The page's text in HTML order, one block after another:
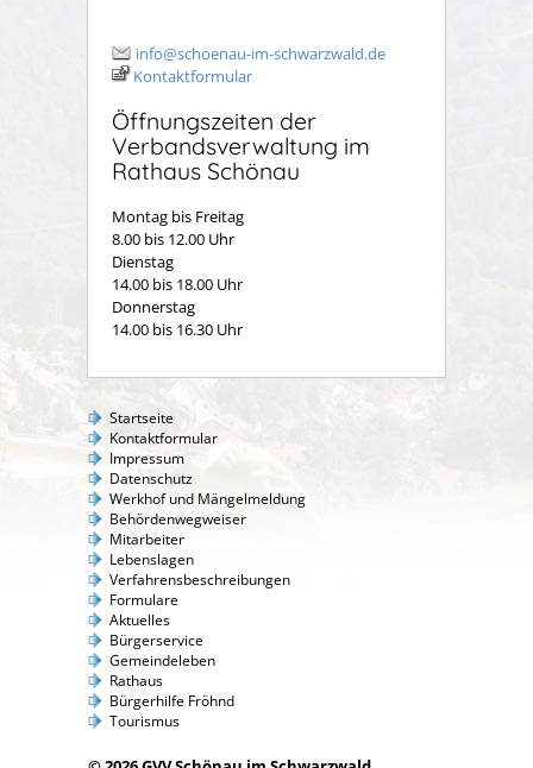
info@schoenau-im-schwarzwald.de
Kontaktformular
Öffnungszeiten der
Verbandsverwaltung im
Rathaus Schönau
Montag bis Freitag
8.00 bis 12.00 Uhr
Dienstag
14.00 bis 18.00 Uhr
Donnerstag
14.00 bis 16.30 Uhr
Startseite
Kontaktformular
Impressum
Datenschutz
Werkhof und Mängelmeldung
Behördenwegweiser
Mitarbeiter
Lebenslagen
Verfahrensbeschreibungen
Formulare
Aktuelles
Bürgerservice
Gemeindeleben
Rathaus
Bürgerhilfe Fröhnd
Tourismus